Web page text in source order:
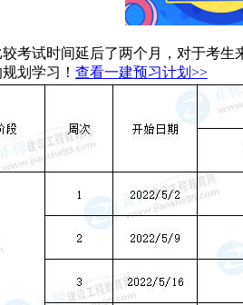
考试时间延后了两个月，对于考
划学习！ 查看一建预习计划>>